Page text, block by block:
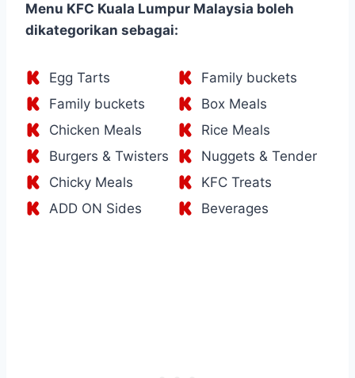
Menu KFC Kuala Lumpur Malaysia boleh
dikategorikan sebagai:
Egg Tarts
Family buckets
Family buckets
Box Meals
Chicken Meals
Rice Meals
Burgers & Twisters
Nuggets & Tender
Chicky Meals
KFC Treats
ADD ON Sides
Beverages